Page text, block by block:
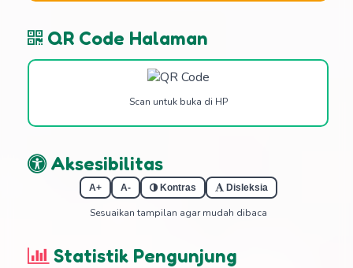
QR Code Halaman
Scan untuk buka di HP
Aksesibilitas
A+ A- Kontras Disleksia
Sesuaikan tampilan agar mudah dibaca
Statistik Pengunjung